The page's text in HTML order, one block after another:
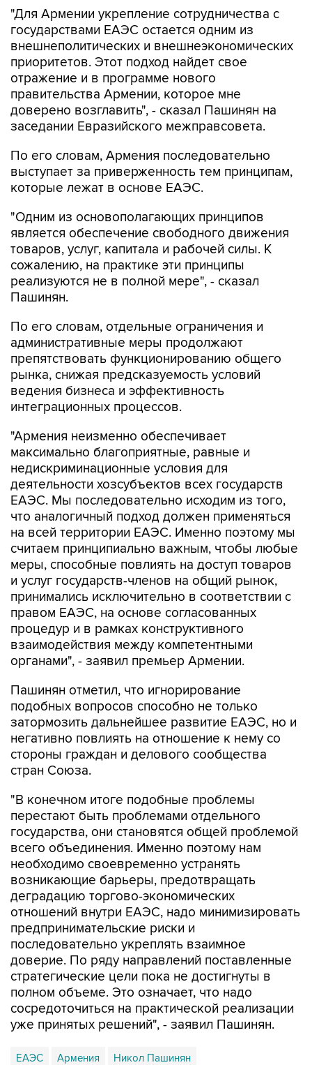
"Для Армении укрепление сотрудничества с
государствами ЕАЭС остается одним из
внешнеполитических и внешнеэкономических
приоритетов. Этот подход найдет свое
отражение и в программе нового
правительства Армении, которое мне
доверено возглавить", - сказал Пашинян на
заседании Евразийского межправсовета.
По его словам, Армения последовательно
выступает за приверженность тем принципам,
которые лежат в основе ЕАЭС.
"Одним из основополагающих принципов
является обеспечение свободного движения
товаров, услуг, капитала и рабочей силы. К
сожалению, на практике эти принципы
реализуются не в полной мере", - сказал
Пашинян.
По его словам, отдельные ограничения и
административные меры продолжают
препятствовать функционированию общего
рынка, снижая предсказуемость условий
ведения бизнеса и эффективность
интеграционных процессов.
"Армения неизменно обеспечивает
максимально благоприятные, равные и
недискриминационные условия для
деятельности хозсубъектов всех государств
ЕАЭС. Мы последовательно исходим из того,
что аналогичный подход должен применяться
на всей территории ЕАЭС. Именно поэтому мы
считаем принципиально важным, чтобы любые
меры, способные повлиять на доступ товаров
и услуг государств-членов на общий рынок,
принимались исключительно в соответствии с
правом ЕАЭС, на основе согласованных
процедур и в рамках конструктивного
взаимодействия между компетентными
органами", - заявил премьер Армении.
Пашинян отметил, что игнорирование
подобных вопросов способно не только
затормозить дальнейшее развитие ЕАЭС, но и
негативно повлиять на отношение к нему со
стороны граждан и делового сообщества
стран Союза.
"В конечном итоге подобные проблемы
перестают быть проблемами отдельного
государства, они становятся общей проблемой
всего объединения. Именно поэтому нам
необходимо своевременно устранять
возникающие барьеры, предотвращать
деградацию торгово-экономических
отношений внутри ЕАЭС, надо минимизировать
предпринимательские риски и
последовательно укреплять взаимное
доверие. По ряду направлений поставленные
стратегические цели пока не достигнуты в
полном объеме. Это означает, что надо
сосредоточиться на практической реализации
уже принятых решений", - заявил Пашинян.
ЕАЭС Армения Никол Пашинян